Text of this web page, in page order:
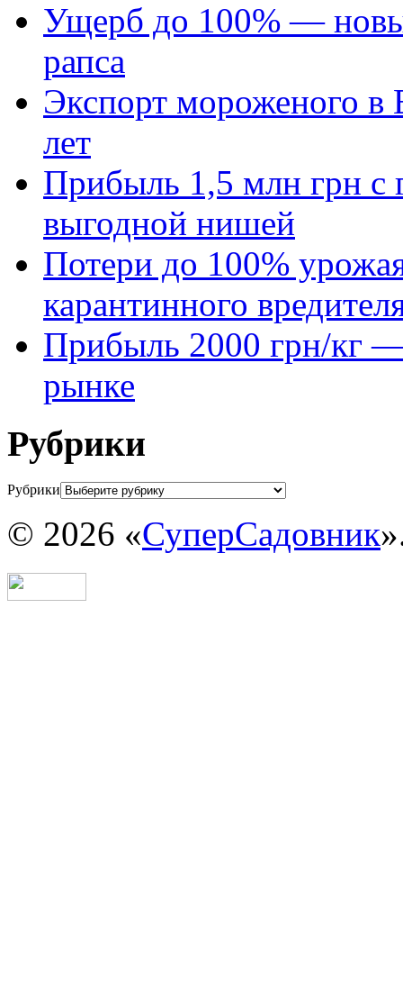
Ущерб до 100% —
рапса
Экспорт мороженого в
лет
Прибыль 1,5 млн грн с
выгодной нишей
Потери до 100%
карантинного
Прибыль 2000 грн/кг —
рынке
Рубрики
Рубрики
© 2026 «СуперСадовник